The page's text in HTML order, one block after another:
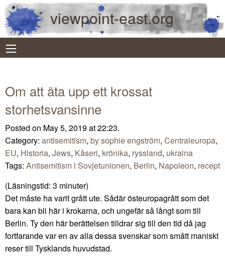
viewpoint-east.org
Om att äta upp ett krossat
storhetsvansinne
Posted on May 5, 2019 at 22:23.
Category: antisemitism, by sophie engström, Centraleuropa,
EU, Historia, Jews, Kåseri, krönika, ryssland, ukraina
Tags: Antisemitism i Sovjetunionen, Berlin, Napoleon, recept
(Läsningstid: 3 minuter)
Det måste ha varit grått ute. Sådär östeuropagrått som det
bara kan bli här i krokarna, och ungefär så långt som till
Berlin. Ty den här berättelsen tilldrar sig till den tid då jag
fortfarande var en av alla dessa svenskar som smått maniskt
reser till Tysklands huvudstad.